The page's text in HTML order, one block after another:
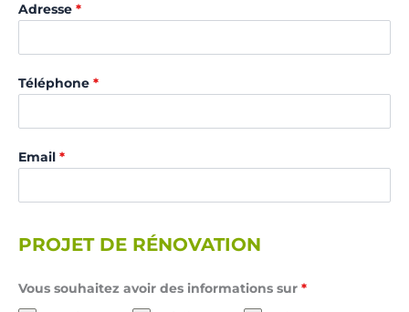
Adresse *
Téléphone *
Email *
PROJET DE RÉNOVATION
Vous souhaitez avoir des informations sur *